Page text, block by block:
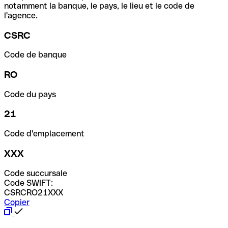
notamment la banque, le pays, le lieu et le code de
l'agence.
CSRC
Code de banque
RO
Code du pays
21
Code d'emplacement
XXX
Code succursale
Code SWIFT:
CSRCRO21XXX
Copier